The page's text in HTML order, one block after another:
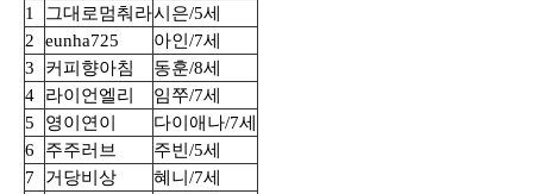
1
그대로멈춰라시은/5세
2
eunha725
아인/7세
3
커피향아침
동훈/8세
4
라이언엘리
임쭈/7세
5
영이연이
다이애나/7세
6
주주러브
주빈/5세
7
거당비상
혜니/7세